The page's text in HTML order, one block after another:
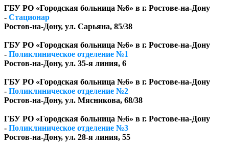
ГБУ РО «Городская больница №6» в г. Ростове-на-Дону
- Стационар
Ростов-на-Дону, ул. Сарьяна, 85/38
ГБУ РО «Городская больница №6» в г. Ростове-на-Дону
- Поликлиническое отделение №1
Ростов-на-Дону, ул. 35-я линия, 6
ГБУ РО «Городская больница №6» в г. Ростове-на-Дону
- Поликлиническое отделение №2
Ростов-на-Дону, ул. Мясникова, 68/38
ГБУ РО «Городская больница №6» в г. Ростове-на-Дону
- Поликлиническое отделение №3
Ростов-на-Дону, ул. 28-я линия, 55